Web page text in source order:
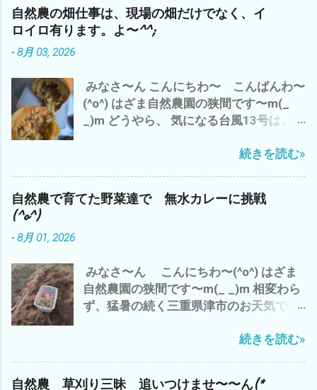
気づいたのです が、 嫌なことを、嫌な気
分で やること ＝ イヤイヤながら 仕方
なく やるって こと は、 一番 コスパ
やっぱ、 好きなことを、 好きな人達と
好きなところで、 好きなように やるの
が、 一番 コスパが 高いと 思います デス
も、梅雨明け 30℃超え(*´ω｀*) 熱中症
にご注意して、 自然農を楽しみましょ
う〜(^o^) では、 また
の夕立 雨 でした が、 今日の夕立は、
チョッと 日本離れした夕立？ 雨 雨雲
が・・・・・・・ 抜けたと 思ったら ま
了で、 今日の仕事は、 おしまい^^; 今
は、 涼しい エアコンの効いた部屋で
ブログアップして、 それから お楽しみ
The Magnificent Seven」 ザ マグニフ
ィセント・セブン 今流行りのAI巨大テッ
ク産業 GAFAM（ガーファム）とは、 今
どきの映画で ございます^^; では、 また
自然農の畑仕事は、現場の畑だけでなく、イ
ロイロ有ります。よ〜^^;
-8月 03, 2026
みなさ〜ん こんにちわ〜 こんばんわ〜
(^o^) はざま自然農園の狭間です〜m(_
_)m どうやら、 気になる台風13号は、日
津市は、昨日からの猛暑が続き 昨日
*) 良質な種が どっさり(^o^) ズッキーニ
の種取り 種取りのためのズッキーニは、
何かとやることが・・・・・・(^o^) ほ
か、 アマゾンプライムで プライベート・
ライアン視聴 いや〜 映画って イイです
も、畑の現場仕事だけでは、ございませ
ん。 体調を整えたり、 ストレス解消した
り、 考え事したり、 収穫物やら、種取
続きを読む»
自然農で育てた野菜達で 無水カレーに挑戦
(^o^)
-8月 01, 2026
みなさ〜ん こんにちわ〜(^o^) はざま
自然農園の狭間です〜m(_ _)m 相変わら
ず、猛暑の続く三重県津市のお天気でご
出B自然農園での草刈り少々 遅れてい
こに有るのか？ やたら掘りまくり^^; 今
続きを読む»
自然農 草刈り三昧 追いつけませ〜〜ん(*